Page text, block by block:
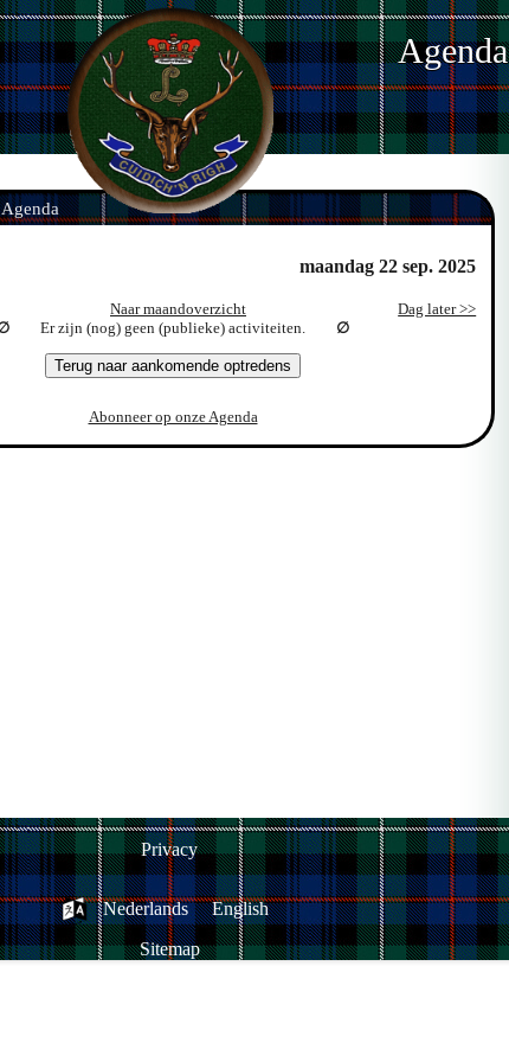
Agenda
Agenda
maandag 22 sep. 2025
Naar maandoverzicht
Dag later >>
Er zijn (nog) geen (publieke) activiteiten.
Terug naar aankomende optredens
Abonneer op onze Agenda
Privacy
Nederlands
English
Sitemap